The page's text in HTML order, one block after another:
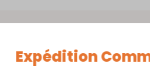
Expédition